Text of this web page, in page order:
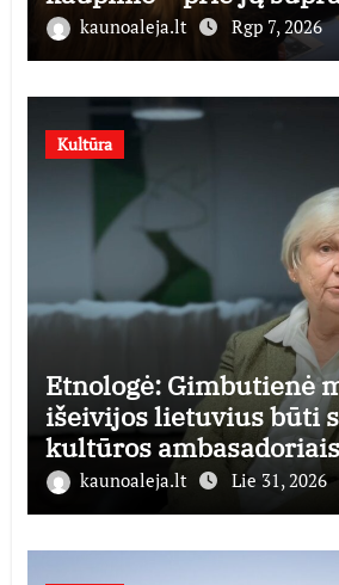
taikymo
kaunoaleja.lt Rgp 7, 2026
Kultūra
Etnologė: Gimbutienė
išeivijos lietuvius būti
kultūros ambasadoriais
kaunoaleja.lt Lie 31, 2026